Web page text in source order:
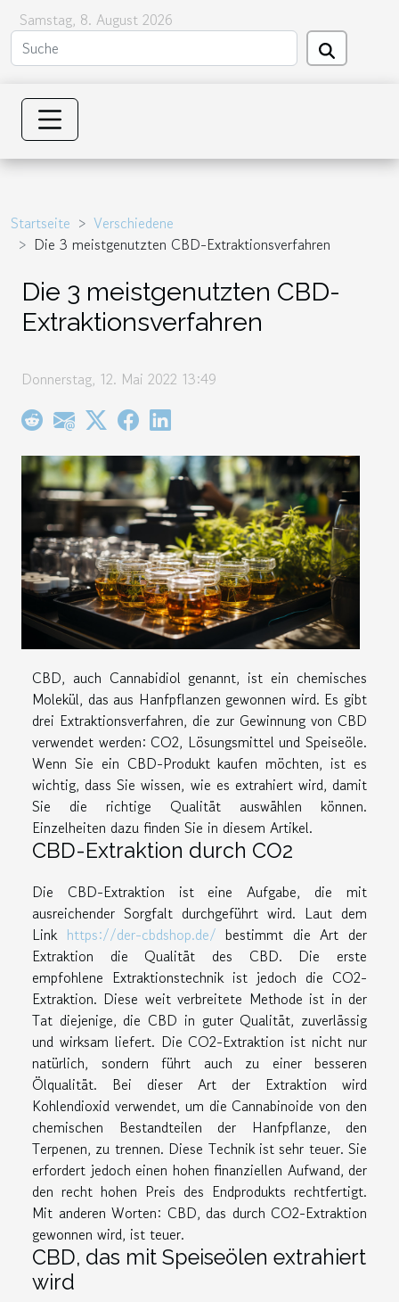
Samstag, 8. August 2026
Startseite
Verschiedene
Die 3 meistgenutzten CBD-Extraktionsverfahren
Die 3 meistgenutzten CBD-
Extraktionsverfahren
Donnerstag, 12. Mai 2022 13:49
CBD, auch Cannabidiol genannt, ist ein chemisches
Molekül, das aus Hanfpflanzen gewonnen wird. Es gibt
drei Extraktionsverfahren, die zur Gewinnung von CBD
verwendet werden: CO2, Lösungsmittel und Speiseöle.
Wenn Sie ein CBD-Produkt kaufen möchten, ist es
wichtig, dass Sie wissen, wie es extrahiert wird, damit
Sie die richtige Qualität auswählen können.
Einzelheiten dazu finden Sie in diesem Artikel.
CBD-Extraktion durch CO2
Die CBD-Extraktion ist eine Aufgabe, die mit
ausreichender Sorgfalt durchgeführt wird. Laut dem
Link https://der-cbdshop.de/ bestimmt die Art der
Extraktion die Qualität des CBD. Die erste
empfohlene Extraktionstechnik ist jedoch die CO2-
Extraktion. Diese weit verbreitete Methode ist in der
Tat diejenige, die CBD in guter Qualität, zuverlässig
und wirksam liefert. Die CO2-Extraktion ist nicht nur
natürlich, sondern führt auch zu einer besseren
Ölqualität. Bei dieser Art der Extraktion wird
Kohlendioxid verwendet, um die Cannabinoide von den
chemischen Bestandteilen der Hanfpflanze, den
Terpenen, zu trennen. Diese Technik ist sehr teuer. Sie
erfordert jedoch einen hohen finanziellen Aufwand, der
den recht hohen Preis des Endprodukts rechtfertigt.
Mit anderen Worten: CBD, das durch CO2-Extraktion
gewonnen wird, ist teuer.
CBD, das mit Speiseölen extrahiert
wird